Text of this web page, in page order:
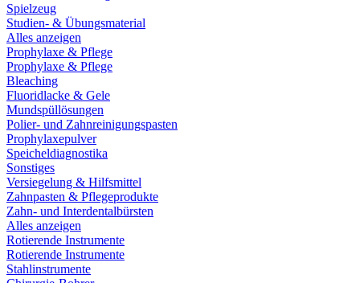
Spielzeug
Studien- & Übungsmaterial
Alles anzeigen
Prophylaxe & Pflege
Prophylaxe & Pflege
Bleaching
Fluoridlacke & Gele
Mundspüllösungen
Polier- und Zahnreinigungspasten
Prophylaxepulver
Speicheldiagnostika
Sonstiges
Versiegelung & Hilfsmittel
Zahnpasten & Pflegeprodukte
Zahn- und Interdentalbürsten
Alles anzeigen
Rotierende Instrumente
Rotierende Instrumente
Stahlinstrumente